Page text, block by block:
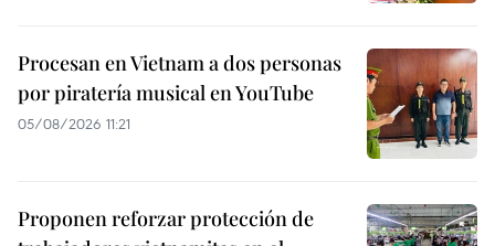
Procesan en Vietnam a dos personas
por piratería musical en YouTube
05/08/2026 11:21
Proponen reforzar protección de